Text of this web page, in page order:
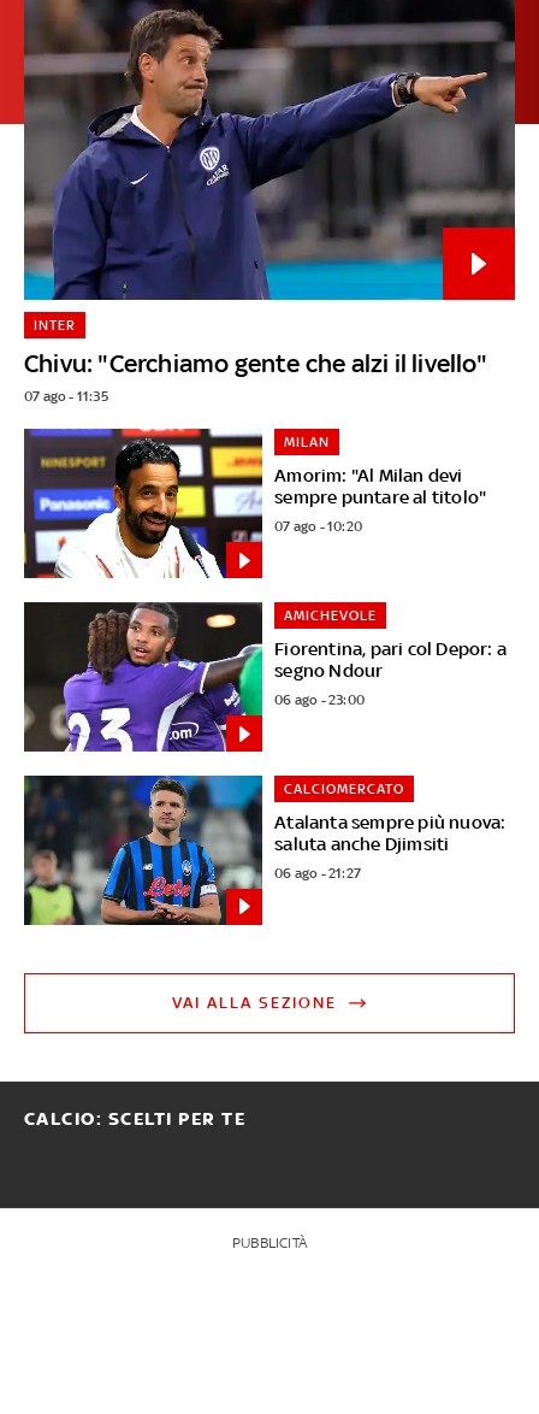
Chivu: "Cerchiamo gente che alzi il livello"
INTER
07 ago - 11:35
Amorim: "Al Milan devi
sempre puntare al titolo"
MILAN
07 ago - 10:20
Fiorentina, pari col Depor: a
segno Ndour
AMICHEVOLE
06 ago - 23:00
Atalanta sempre più nuova:
saluta anche Djimsiti
CALCIOMERCATO
06 ago - 21:27
VAI ALLA SEZIONE
CALCIO: SCELTI PER TE
PUBBLICITÀ